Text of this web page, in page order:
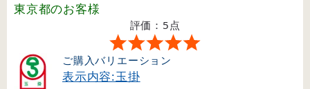
東京都のお客様
評価：5点
ご購入バリエーション
表示内容:玉掛